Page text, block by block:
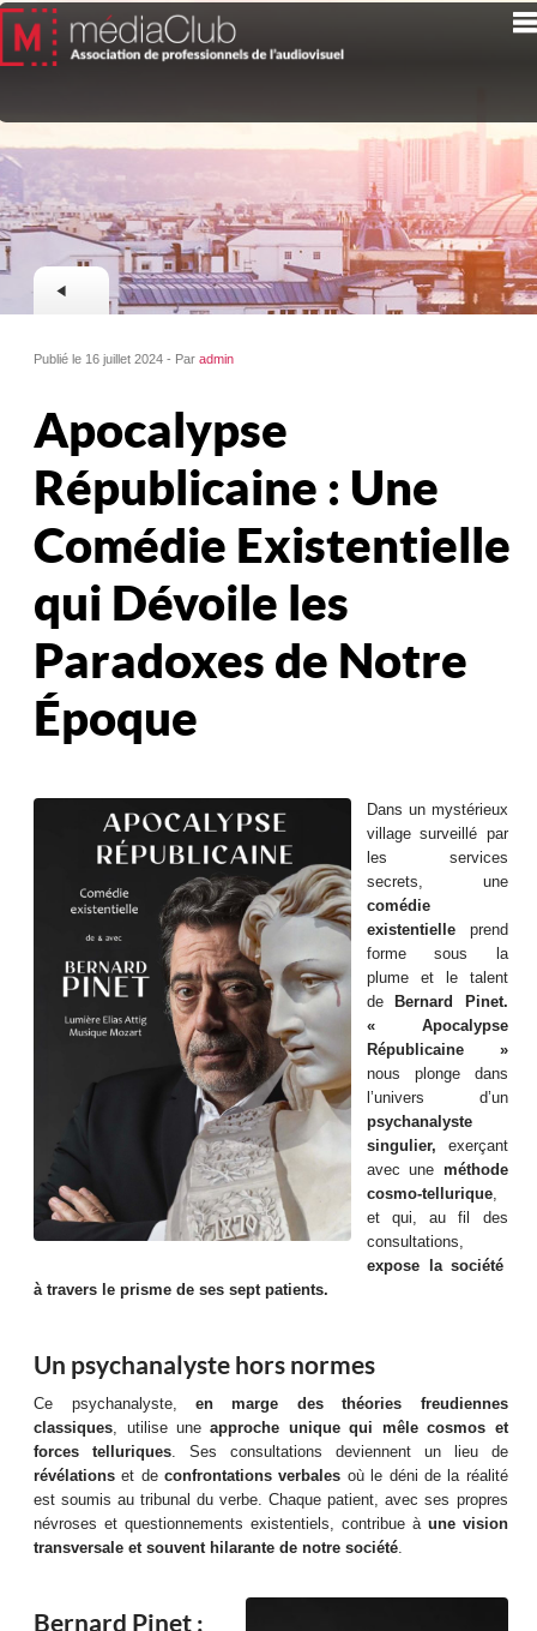
Publié le 16 juillet 2024 - Paradmin
Apocalypse
Républicaine : Une
Comédie Existentielle
qui Dévoile les
Paradoxes de Notre
Époque
Dans un mystérieux
village surveillé par
les services
secrets, une
comédie
existentielle prend
forme sous la
plume et le talent
de
Bernard Pinet.
« Apocalypse
Républicaine »
nous plonge dans
l’univers d’un
psychanalyste
singulier, exerçant
avec une méthode
cosmo-tellurique,
et qui, au fil des
consultations,
expose la société
à travers le prisme de ses sept patients.
Un psychanalyste hors normes
Ce psychanalyste, en marge des théories freudiennes
classiques, utilise uneapproche unique qui mêle cosmos et
forces telluriques. Ses consultations deviennent un lieu de
révélations et deconfrontations verbales où le déni de la réalité
est soumis au tribunal du verbe. Chaque patient, avec ses propres
névroses et questionnements existentiels, contribue à une vision
transversale et souvent hilarante de notre société.
Bernard Pinet :